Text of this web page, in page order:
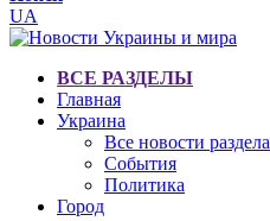
UA
ВСЕ РАЗДЕЛЫ
Главная
Украина
Все новости раздела
События
Политика
Город